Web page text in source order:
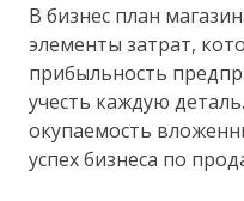
В бизнес план
элементы затрат,
прибыльность
учесть каждую
окупаемость
успех бизнеса по